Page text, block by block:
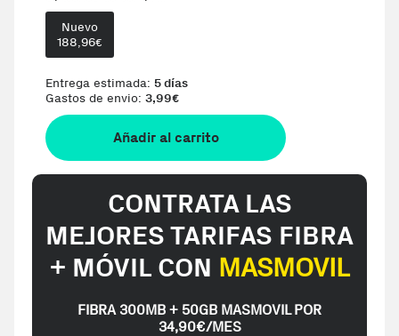
Nuevo
188,96€
Entrega estimada: 5 días
Gastos de envio: 3,99€
Añadir al carrito
CONTRATA LAS
MEJORES TARIFAS FIBRA
+ MÓVIL CON MASMOVIL
FIBRA 300MB + 50GB MASMOVIL POR
34,90€/MES